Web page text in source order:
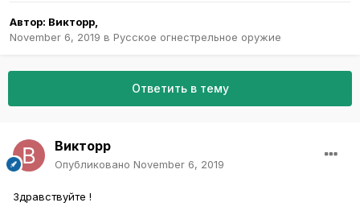
Автор: Викторр
November 6, 2019 в Русское огнестрельное оружие
Ответить в тему
Викторр
Опубликовано November 6, 2019
Здравствуйте !